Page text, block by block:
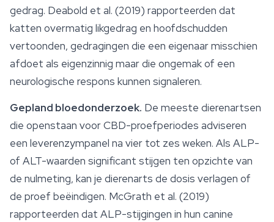
gedrag. Deabold et al. (2019) rapporteerden dat
katten overmatig likgedrag en hoofdschudden
vertoonden, gedragingen die een eigenaar misschien
afdoet als eigenzinnig maar die ongemak of een
neurologische respons kunnen signaleren.
Gepland bloedonderzoek. De meeste dierenartsen
die openstaan voor CBD-proefperiodes adviseren
een leverenzympanel na vier tot zes weken. Als ALP-
of ALT-waarden significant stijgen ten opzichte van
de nulmeting, kan je dierenarts de dosis verlagen of
de proef beëindigen. McGrath et al. (2019)
rapporteerden dat ALP-stijgingen in hun canine